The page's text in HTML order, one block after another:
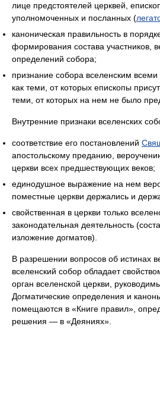
лице предстоятелей церквей,
уполномоченных и посланных (
каноническая правильность в
формирования состава участников,
определений собора;
признание собора вселенским
как теми, от которых епископы
теми, от которых на нем не было
Внутренние признаки вселенских
соответствие его постановлений
апостольскому преданию,
церкви всех предшествующих веков;
единодушное выражение на нем
поместные церкви держались и
свойственная в церкви только
законодательная деятельность
изложение догматов).
В разрешении вопросов об истинах
вселенский собор обладает
орган вселенской церкви,
Догматические определения и
помещаются в «Книге правил»,
решения — в «Деяниях».